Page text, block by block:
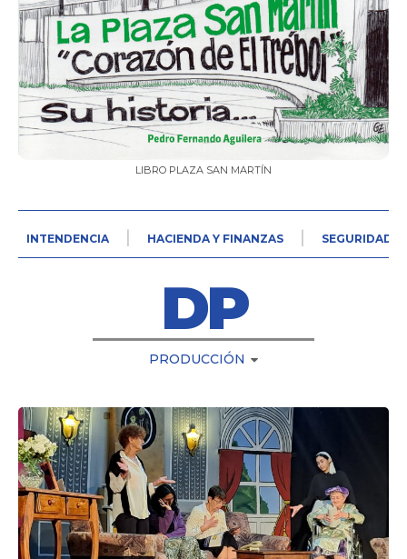
LIBRO PLAZA SAN MARTÍN
INTENDENCIA HACIENDA Y FINANZAS SEGURIDAD
DP
PRODUCCIÓN